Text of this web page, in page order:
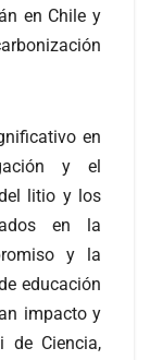
en Chile y
en
y el
litio y los
en la
y la
educación
impacto y
de Ciencia,